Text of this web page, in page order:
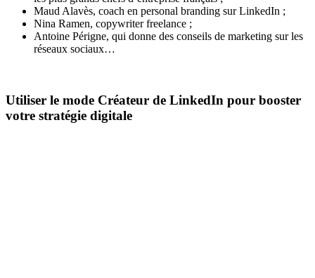
Maud Alavès, coach en personal branding sur LinkedIn ;
Nina Ramen, copywriter freelance ;
Antoine Périgne, qui donne des conseils de marketing sur les
réseaux sociaux…
Utiliser le mode Créateur de LinkedIn pour booster
votre stratégie digitale